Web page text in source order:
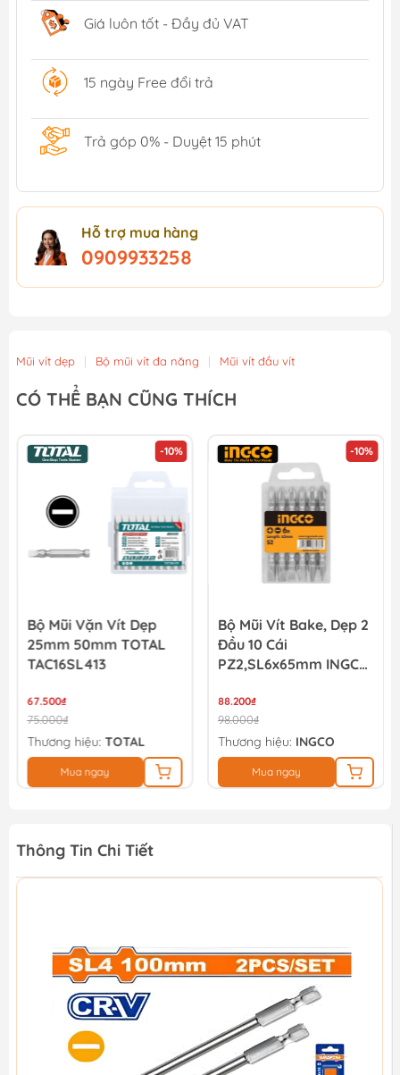
Giá luôn tốt - Đầy đủ VAT
15 ngày Free đổi trả
Trả góp 0% - Duyệt 15 phút
Hỗ trợ mua hàng
0909933258
Mũi vít dẹp | Bộ mũi vít đa năng | Mũi vít đầu vít
CÓ THỂ BẠN CŨNG THÍCH
-10%
Bộ Mũi Vặn Vít Dẹp
25mm 50mm TOTAL
TAC16SL413
67.500₫
75.000₫
Thương hiệu: TOTAL
Mua ngay
-10%
Bộ Mũi Vít Bake, Dẹp 2
Đầu 10 Cái
PZ2,SL6x65mm INGCO
88.200₫
98.000₫
Thương hiệu: INGCO
Mua ngay
Thông Tin Chi Tiết